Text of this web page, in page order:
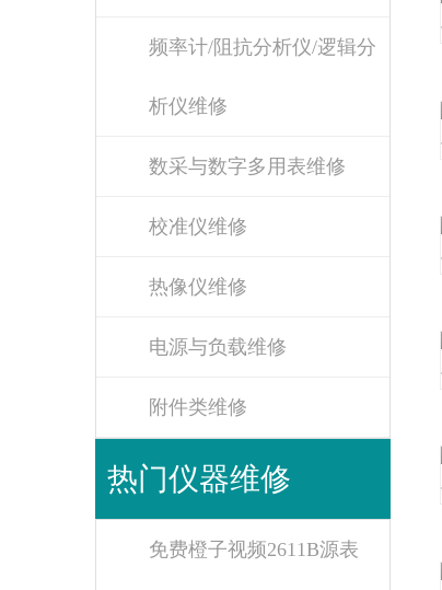
频率计/阻抗分析仪/逻辑分
析仪维修
数采与数字多用表维修
校准仪维修
热像仪维修
电源与负载维修
附件类维修
热门仪器维修
免费橙子视频2611B源表